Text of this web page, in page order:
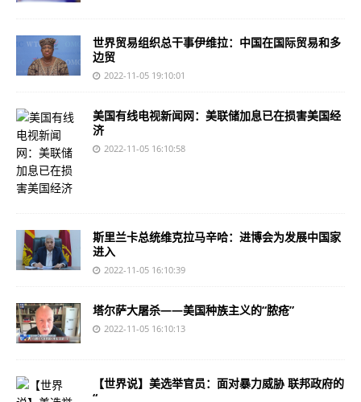
世界贸易组织总干事伊维拉：中国在国际贸易和多
边贸
2022-11-05 19:10:01
美国有线电视新闻网：美联储加息已在损害美国经
济
2022-11-05 16:10:58
斯里兰卡总统维克拉马辛哈：进博会为发展中国家
进入
2022-11-05 16:10:39
塔尔萨大屠杀——美国种族主义的“脓疮”
2022-11-05 16:10:13
【世界说】美选举官员：面对暴力威胁 联邦政府的
“